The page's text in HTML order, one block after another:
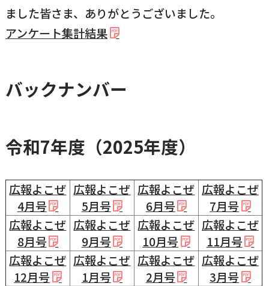
ました皆さま、ありがとうございました。
アンケート集計結果
バックナンバー
令和7年度（2025年度）
広報よこぜ
4月号
広報よこぜ
5月号
広報よこぜ
6月号
広報よこぜ
7月号
広報よこぜ
8月号
広報よこぜ
9月号
広報よこぜ
10月号
広報よこぜ
11月号
広報よこぜ
12月号
広報よこぜ
1月号
広報よこぜ
2月号
広報よこぜ
3月号